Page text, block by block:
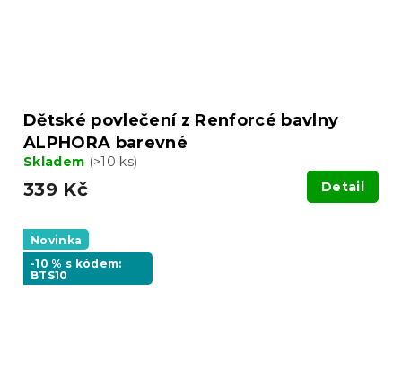
Dětské povlečení z Renforcé bavlny
ALPHORA barevné
Skladem (>10 ks)
339 Kč Detail
Novinka
-10 % s kódem:
BTS10